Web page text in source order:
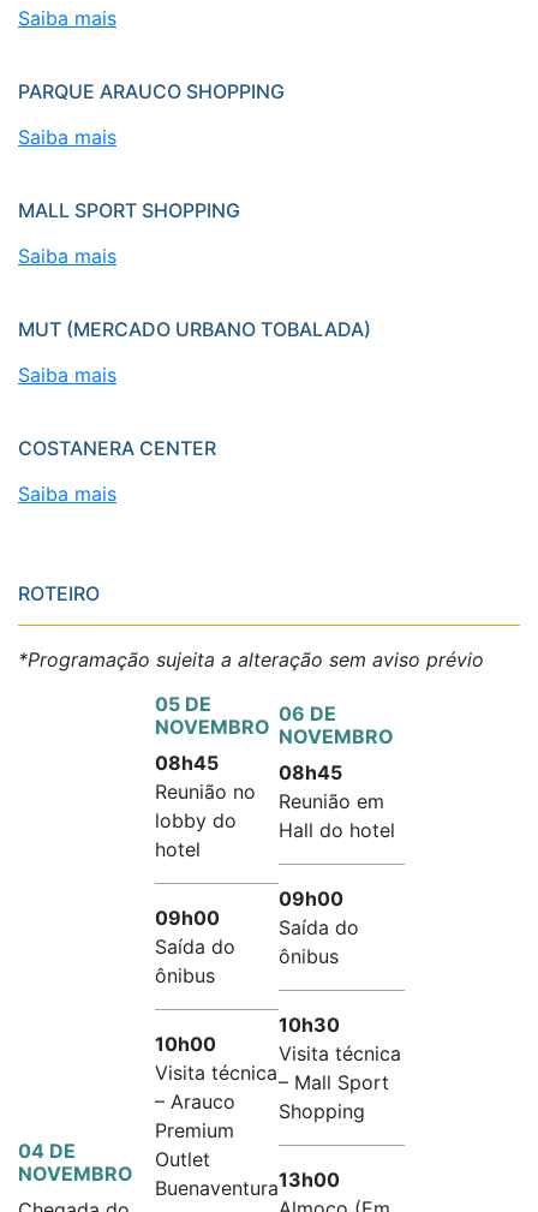
Saiba mais
PARQUE ARAUCO SHOPPING
Saiba mais
MALL SPORT SHOPPING
Saiba mais
MUT (MERCADO URBANO TOBALADA)
Saiba mais
COSTANERA CENTER
Saiba mais
ROTEIRO
*Programação sujeita a alteração sem aviso prévio
04 DE
NOVEMBRO
05 DE
NOVEMBRO
08h45
Reunião no
lobby do
hotel
09h00
Saída do
ônibus
10h00
Visita técnica
– Arauco
Premium
Outlet
Buenaventura
06 DE
NOVEMBRO
08h45
Reunião em
Hall do hotel
09h00
Saída do
ônibus
10h30
Visita técnica
– Mall Sport
Shopping
13h00